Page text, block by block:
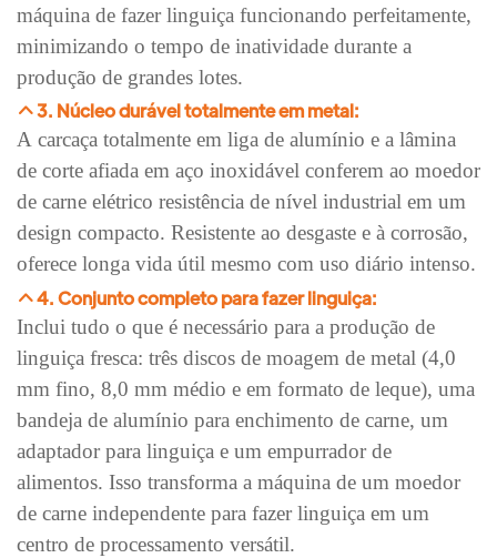
máquina de fazer linguiça funcionando perfeitamente,
minimizando o tempo de inatividade durante a
produção de grandes lotes.
3. Núcleo durável totalmente em metal:
A carcaça totalmente em liga de alumínio e a lâmina
de corte afiada em aço inoxidável conferem ao moedor
de carne elétrico resistência de nível industrial em um
design compacto. Resistente ao desgaste e à corrosão,
oferece longa vida útil mesmo com uso diário intenso.
4. Conjunto completo para fazer linguiça:
Inclui tudo o que é necessário para a produção de
linguiça fresca: três discos de moagem de metal (4,0
mm fino, 8,0 mm médio e em formato de leque), uma
bandeja de alumínio para enchimento de carne, um
adaptador para linguiça e um empurrador de
alimentos. Isso transforma a máquina de um moedor
de carne independente para fazer linguiça em um
centro de processamento versátil.